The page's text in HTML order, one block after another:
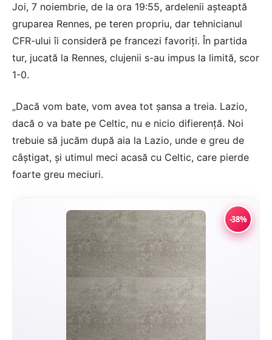
Joi, 7 noiembrie, de la ora 19:55, ardelenii așteaptă
gruparea Rennes, pe teren propriu, dar tehnicianul
CFR-ului îi consideră pe francezi favoriți. În partida
tur, jucată la Rennes, clujenii s-au impus la limită, scor
1-0.
„Dacă vom bate, vom avea tot şansa a treia. Lazio,
dacă o va bate pe Celtic, nu e nicio difierenţă. Noi
trebuie să jucăm după aia la Lazio, unde e greu de
câştigat, şi utimul meci acasă cu Celtic, care pierde
foarte greu meciuri.
-38%